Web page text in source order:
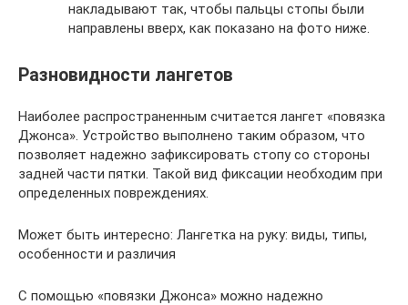
накладывают так, чтобы пальцы стопы были
направлены вверх, как показано на фото ниже.
Разновидности лангетов
Наиболее распространенным считается лангет «повязка
Джонса». Устройство выполнено таким образом, что
позволяет надежно зафиксировать стопу со стороны
задней части пятки. Такой вид фиксации необходим при
определенных повреждениях.
Может быть интересно: Лангетка на руку: виды, типы,
особенности и различия
С помощью «повязки Джонса» можно надежно